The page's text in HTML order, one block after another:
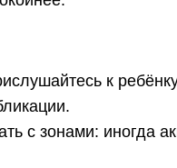
к
с зонами: иногда